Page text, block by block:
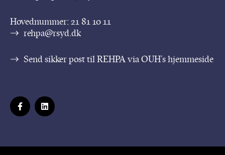
Hovednummer:21 81 10 11
rehpa@rsyd.dk
Send sikker post til REHPA via OUH’s hjemmeside